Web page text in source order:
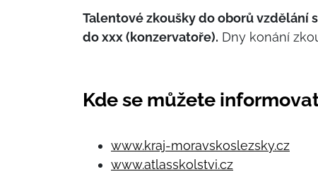
Talentové zkoušky do oborů vzdělání
do xxx (konzervatoře). Dny konání
Kde se můžete
www.kraj-moravskoslezsky.cz
www.atlasskolstvi.cz